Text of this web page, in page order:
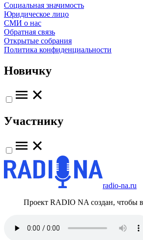
Социальная значимость
Юридическое лицо
СМИ о нас
Обратная связь
Открытые собрания
Политика конфиденциальности
Новичку
Участнику
radio-na.ru
Проект RADIO NA создан, чтобы